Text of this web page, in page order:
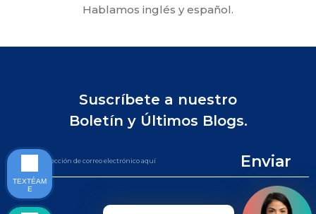
Hablamos inglés y español.
Suscríbete a nuestro
Boletín y Últimos Blogs.
Enviar
TEXTÉAM
E